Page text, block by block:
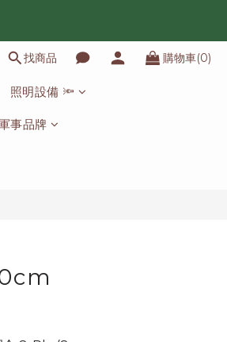
找商品 購物車(0)
照明設備 🔦
事品牌
立即購買